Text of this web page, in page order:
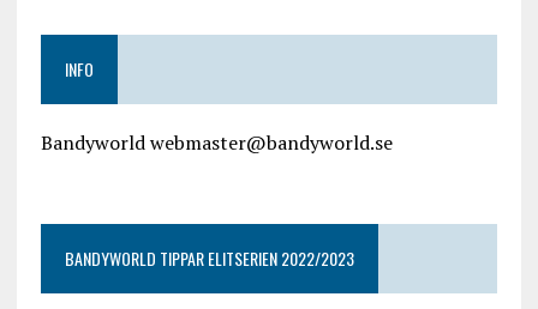
INFO
Bandyworld webmaster@bandyworld.se
BANDYWORLD TIPPAR ELITSERIEN 2022/2023